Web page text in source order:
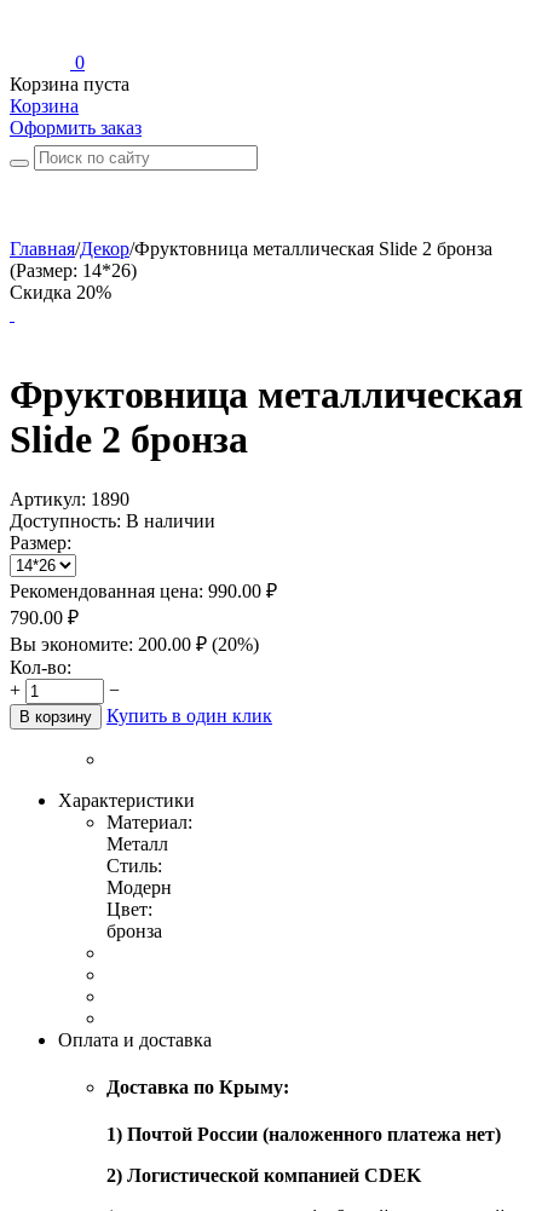
0
Корзина пуста
Корзина
Оформить заказ
Главная/Декор/Фруктовница металлическая Slide 2 бронза
(Размер: 14*26)
Скидка 20%
Фруктовница металлическая
Slide 2 бронза
Артикул: 1890
Доступность: В наличии
Размер:
Рекомендованная цена: 990.00 ₽
790.00 ₽
Вы экономите: 200.00 ₽ (20%)
Кол-во:
+
−
В корзину Купить в один клик
Характеристики
Материал:
Металл
Стиль:
Модерн
Цвет:
бронза
Оплата и доставка
Доставка по Крыму:
1) Почтой России (наложенного платежа нет)
2) Логистической компанией CDEK